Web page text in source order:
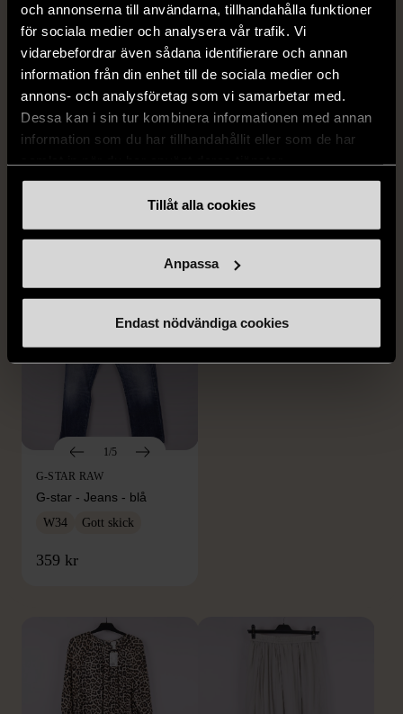
och annonserna till användarna, tillhandahålla funktioner
för sociala medier och analysera vår trafik. Vi
vidarebefordrar även sådana identifierare och annan
information från din enhet till de sociala medier och
annons- och analysföretag som vi samarbetar med.
Dessa kan i sin tur kombinera informationen med annan
information som du har tillhandahållit eller som de har
Tillåt alla cookies
Anpassa
Endast nödvändiga cookies
1/5
DRESSMANN
Dressmann -
pressveck
159 kr
1/5
BONDELID
Bondelid - Randig skjorta
Mycket gott skick
1/5
G-STAR RAW
G-star - Jeans - blå
W34 Gott skick
359 kr
FRÅN SAMMA VARUMÄRKE